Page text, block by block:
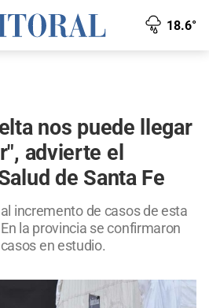
18.6°
nos puede llegar
advierte el
de Santa Fe
incremento de casos de esta
la provincia se confirmaron
en estudio.